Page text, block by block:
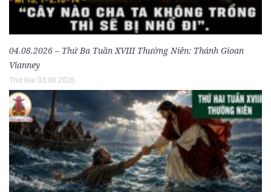
04.08.2026 – Thứ Ba Tuần XVIII Thường Niên: Thánh Gioan
Vianney
Thứ Hai 03.08.2026